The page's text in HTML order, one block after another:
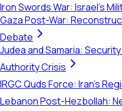
Iron Swords War: Israel's
Gaza Post-War:
Debate
Judea and Samaria:
Authority Crisis
IRGC Quds Force: Iran's
Lebanon Post-Hezbollah: